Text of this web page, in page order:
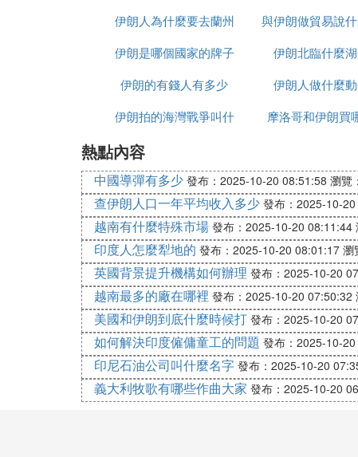
調查發現，盡管中國和印度已經成為亞太
印度僅為1202美元。按上述標准衡量，亞
『伍』 伊朗人比中國人有錢嗎
一、伊朗的經濟水平如何？
石油儲量居世界第五。然而，2017年伊朗
徽省超過6300萬，伊朗的人均GDP顯然低
國的人均GDP已超過1萬美元。因此，綜
二、伊朗的生活水平如何，與我國哪個城市
據曾在伊朗旅遊和工作的人士描述，伊朗
中位數工資也不超過2000元。普通中小學
許多女性沒有工作機會，因此，許多家庭
資低，許多城市家庭不希望有孩子，導致
三、中國整體生活水平在世界排名如何？
中國大陸的人均生活水平在世界排名第
衡量，中國香港的生活水平最高，其次是
實際消費支出的增長仍有較大差距。亞洲
反映受調查者的實際生活水平。調查發現
19美元)，緊隨其後的是中國台灣、新加
中國人均年消費支出僅為1470美元，而印
伊朗人為什麼要去蘭州
與伊朗做貿易說
種
伊朗是哪個國家的牌子 伊朗北臨什麼
伊朗的有錢人有多少
伊朗人做什麼
伊朗拍的海灣戰爭叫什
摩洛哥和伊朗買
熱點內容
中國導彈有多少 發布：2025-10-20 08:51:58 瀏覽
查伊朗人口一年平均收入多少 發布：2025-10-
越南有什麼特殊市場 發布：2025-10-20 08:11:44
印度人怎麼犁地的 發布：2025-10-20 08:01:17 瀏
英國背景提升機構如何辦理 發布：2025-10-20
越南最多的廠在哪裡 發布：2025-10-20 07:50:32
美國和伊朗到底什麼時候打 發布：2025-10-20
如何解決印度僱傭童工的問題 發布：2025-10-
印尼石油公司叫什麼名字 發布：2025-10-20
義大利牧歌有哪些作曲大家 發布：2025-10-20